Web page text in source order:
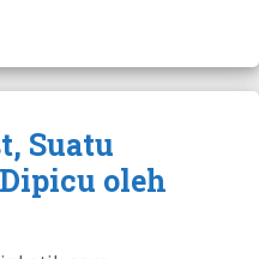
Suatu
oleh